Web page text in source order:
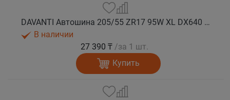
DAVANTI Автошина 205/55 ZR17 95W XL DX640 RPR лето (Таиланд)
В наличии
27 390 ₸ /за 1 шт.
Купить